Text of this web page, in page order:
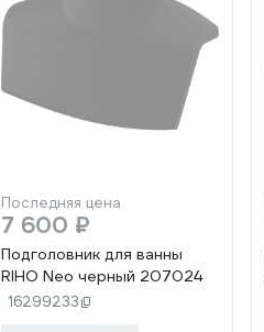
Последняя цена
7 600 ₽
Подголовник для ванны
RIHO Neo черный 207024
16299233